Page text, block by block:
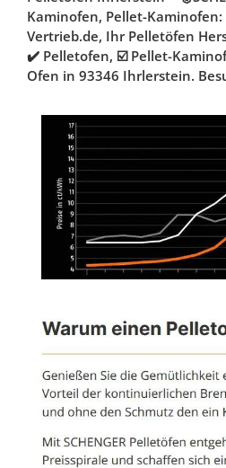
Kaminofen, Pellet-Kaminofen:
Vertrieb.de, Ihr Pelletöfen
✔️ Pelletofen, ☑️ Pellet-
Ofen in 93346 Ihrlerstein.